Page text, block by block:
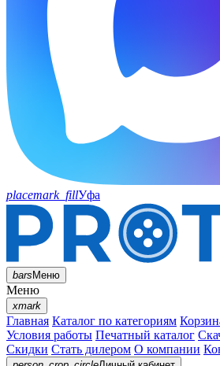
placemark_fillУфа
barsМеню
Меню
xmark
Главная Каталог по категориям
Условия работы Печатный каталог
Скидки Стать дилером О компании